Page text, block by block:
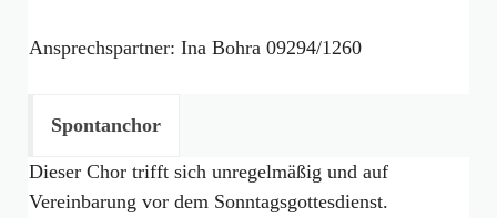
Ansprechspartner: Ina Bohra 09294/1260
Spontanchor
Dieser Chor trifft sich unregelmäßig und auf
Vereinbarung vor dem Sonntagsgottesdienst.